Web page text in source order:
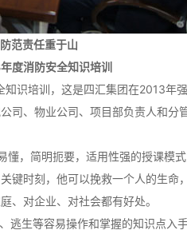
范责任重于山
度消防安全知识培训
识培训，这是四汇集团在2013年
司、物业公司、项目部负责人和分
，简明扼要，适用性强的授课模
键时刻，他可以挽救一个人的生命
、对企业、对社会都有好处。
生等容易操作和掌握的知识点入